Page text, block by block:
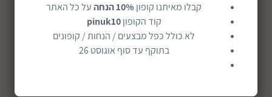
קפסולות ג'ל לכביסה דגם Baby Laundry Gel Caps
קבלו מאיתנו קופון 10% הנחה
על כל האתר
קוד הקופוןpinuk10
לא כולל כפל מבצעים / הנחות / קופונים
בתוקף עד סוף אוגוסט 26